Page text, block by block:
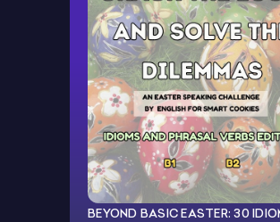
BEYOND BASIC EASTER: 30